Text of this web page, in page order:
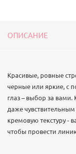
ОПИСАНИЕ
Красивые, ровные
черные или яркие, с
глаз – выбор за
даже
кремовую текстуру -
чтобы провести